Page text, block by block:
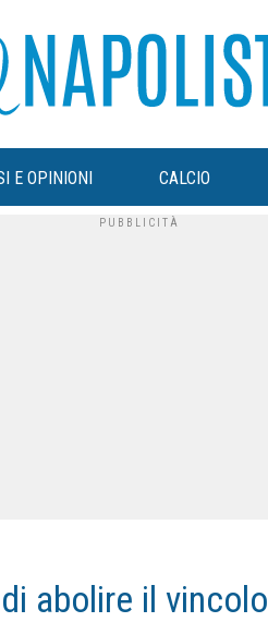
E OPINIONI CALCIO
abolire il vincolo